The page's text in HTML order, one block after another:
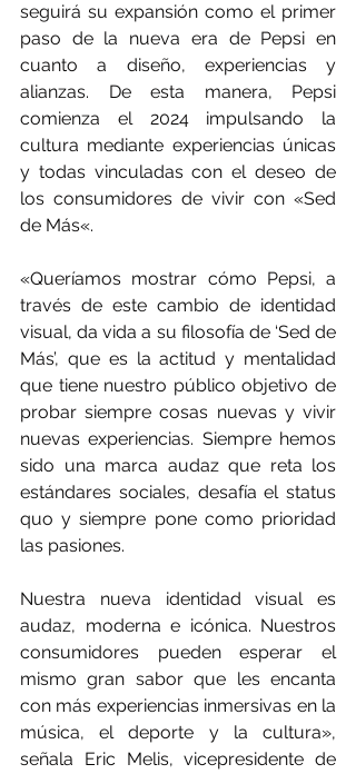
seguirá su expansión como el primer
paso de la nueva era de Pepsi en
cuanto a diseño, experiencias y
alianzas. De esta manera, Pepsi
comienza el 2024 impulsando la
cultura mediante experiencias únicas
y todas vinculadas con el deseo de
los consumidores de vivir con «Sed
de Más«.
«Queríamos mostrar cómo Pepsi, a
través de este cambio de identidad
visual, da vida a su filosofía de ‘Sed de
Más’, que es la actitud y mentalidad
que tiene nuestro público objetivo de
probar siempre cosas nuevas y vivir
nuevas experiencias. Siempre hemos
sido una marca audaz que reta los
estándares sociales, desafía el status
quo y siempre pone como prioridad
las pasiones.
Nuestra nueva identidad visual es
audaz, moderna e icónica. Nuestros
consumidores pueden esperar el
mismo gran sabor que les encanta
con más experiencias inmersivas en la
música, el deporte y la cultura»,
señala Eric Melis, vicepresidente de